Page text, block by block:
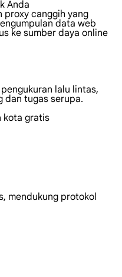
Anda
proxy canggih yang
data web
ke sumber daya online
lalu lintas,
dan tugas serupa.
kota gratis
mendukung protokol